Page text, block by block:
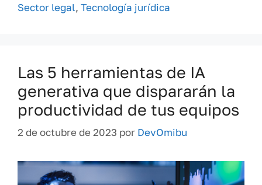
Sector legal, Tecnología jurídica
Las 5 herramientas de IA
generativa que dispararán la
productividad de tus equipos
2 de octubre de 2023 por DevOmibu